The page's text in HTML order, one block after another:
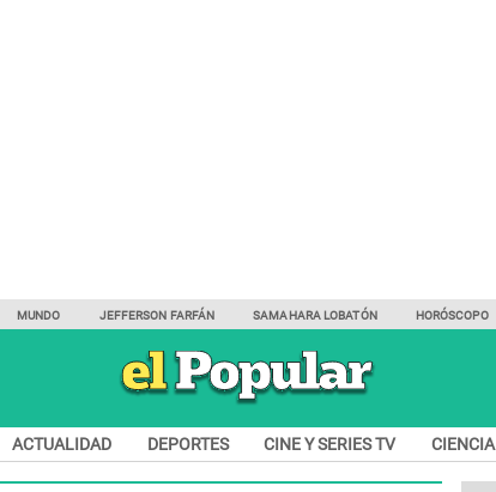
MUNDO JEFFERSON FARFÁN SAMAHARA LOBATÓN HORÓSCOPO
ACTUALIDAD DEPORTES CINE Y SERIES TV CIENCIA